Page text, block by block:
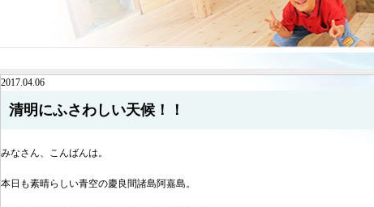
2017.04.06
清明にふさわしい天候！！
みなさん、こんばんは。
本日も素晴らしい青空の慶良間諸島阿嘉島。